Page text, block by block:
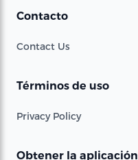
Contacto
Contact Us
Términos de uso
Privacy Policy
Obtener la aplicación